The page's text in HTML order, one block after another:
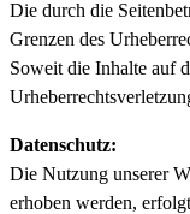
Die durch die
Grenzen des
Soweit die Inhalte auf
Datenschutz:
Die Nutzung unserer
erhoben werden,